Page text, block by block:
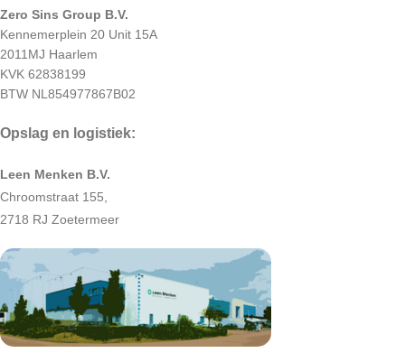
Zero Sins Group B.V.
Kennemerplein 20 Unit 15A
2011MJ Haarlem
KVK 62838199
BTW NL854977867B02
Opslag en logistiek:
Leen Menken B.V.
Chroomstraat 155,
2718 RJ Zoetermeer